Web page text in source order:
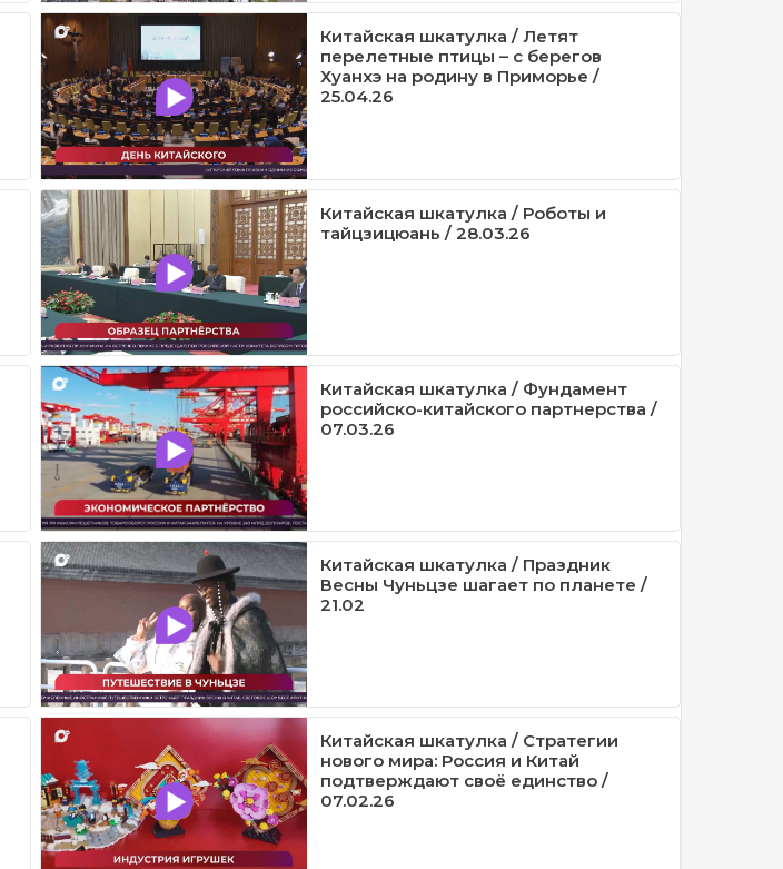
Китайская шкатулка / Летят
перелетные птицы – с берегов
Хуанхэ на родину в Приморье /
25.04.26
Китайская шкатулка / Роботы и
тайцзицюань / 28.03.26
Китайская шкатулка / Фундамент
российско-китайского партнерства /
07.03.26
Китайская шкатулка / Праздник
Весны Чуньцзе шагает по планете /
21.02
Китайская шкатулка / Стратегии
нового мира: Россия и Китай
подтверждают своё единство /
07.02.26